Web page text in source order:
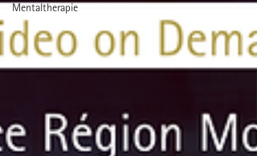
Mentaltherapie